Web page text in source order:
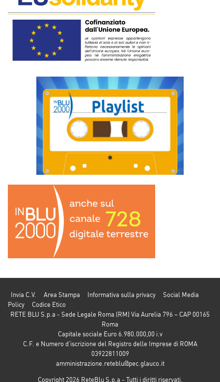
Invia C.V. Area Stampa Informativa sulla privacy
Social Media
Policy
Codice Etico
RETE BLU S.p.a - Sede Legale Roma (RM) Via Aurelia 796 – CAP 00165
Roma
Capitale sociale Euro 6.980.000,00 i.v
C.F. e Numero d’iscrizione del Registro delle Imprese di ROMA
03922811009
amministrazione.reteblu@pec.glauco.it
Copyright 2026 ReteBlu S.p.a - Tutti i diritti riservati.